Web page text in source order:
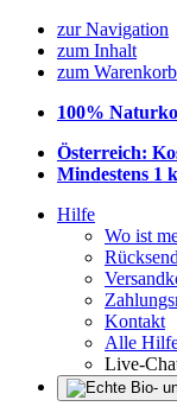
zur Navigation
zum Inhalt
zum Warenkorb
100%
Österreich:
Mindestens 1
Hilfe
Wo ist
Kontakt
Alle
Live-